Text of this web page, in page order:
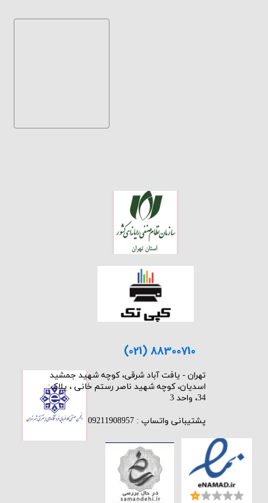
(021) 88300710
​تهران - یافت آباد شرقی، کوچه شهید جمشید
اسدیان، کوچه شهید ناصر رستم خانی ، پلاک:
34، واحد 3
پشتیبانی واتساپ : 09211908957